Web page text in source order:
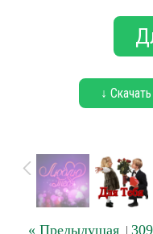
↓ Скачать
« Предыдущая | 309